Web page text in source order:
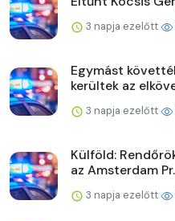
3 napja ezelőtt
Egymást
kerültek az
3 napja ezelőtt
Külföld:
az Amsterdam
3 napja ezelőtt